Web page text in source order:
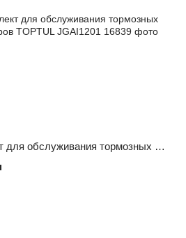
Комплект для обслуживания тормозных цилиндров TOPTUL JGAI1201